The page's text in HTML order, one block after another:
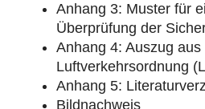
Anhang 3: Muster für
Überprüfung der
Anhang 4: Auszug aus
Luftverkehrsordnung
Anhang 5:
Bildnachweis